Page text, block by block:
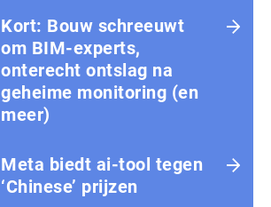
Kort: Bouw schreeuwt
om BIM-experts,
onterecht ontslag na
geheime monitoring (en
meer)
Meta biedt ai-tool tegen
‘Chinese’ prijzen